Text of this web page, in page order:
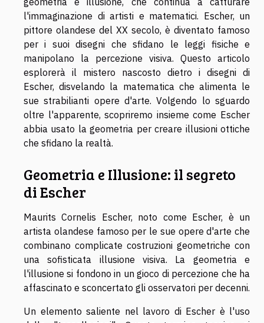
l'immaginazione di artisti e matematici. Escher, un
pittore olandese del XX secolo, è diventato famoso
per i suoi disegni che sfidano le leggi fisiche e
manipolano la percezione visiva. Questo articolo
esplorerà il mistero nascosto dietro i disegni di
Escher, disvelando la matematica che alimenta le
sue strabilianti opere d'arte. Volgendo lo sguardo
oltre l'apparente, scopriremo insieme come Escher
abbia usato la geometria per creare illusioni ottiche
che sfidano la realtà.
Geometria e Illusione: il segreto
di Escher
Maurits Cornelis Escher, noto come Escher, è un
artista olandese famoso per le sue opere d'arte che
combinano complicate costruzioni geometriche con
una sofisticata illusione visiva. La geometria e
l'illusione si fondono in un gioco di percezione che ha
affascinato e sconcertato gli osservatori per decenni.
Un elemento saliente nel lavoro di Escher è l'uso